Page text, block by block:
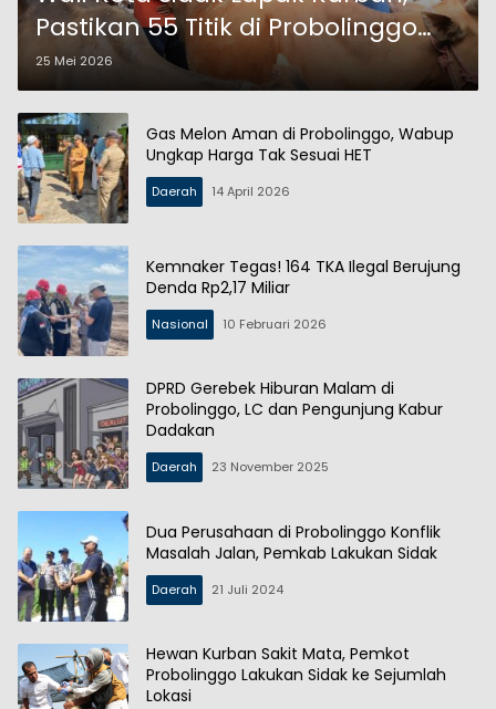
Pastikan 55 Titik di Probolinggo
Bebas Penyakit
25 Mei 2026
Gas Melon Aman di Probolinggo, Wabup
Ungkap Harga Tak Sesuai HET
Daerah 14 April 2026
Kemnaker Tegas! 164 TKA Ilegal Berujung
Denda Rp2,17 Miliar
Nasional 10 Februari 2026
DPRD Gerebek Hiburan Malam di
Probolinggo, LC dan Pengunjung Kabur
Dadakan
Daerah 23 November 2025
Dua Perusahaan di Probolinggo Konflik
Masalah Jalan, Pemkab Lakukan Sidak
Daerah 21 Juli 2024
Hewan Kurban Sakit Mata, Pemkot
Probolinggo Lakukan Sidak ke Sejumlah
Lokasi